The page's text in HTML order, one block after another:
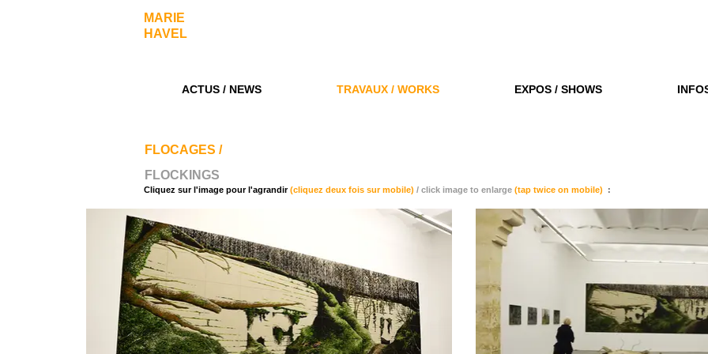
​MARIE
HAVEL
ACTUS / NEWS TRAVAUX / WORKS EXPOS / SHOWS
FLOCAGES /
FLOCKINGS
Cliquez sur l'image pour l'agrandir(cliquez deux fois sur mobile) / click image to enlarge (tap twice on mobile) :